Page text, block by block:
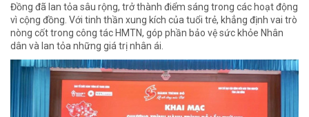
Đồng đã lan tỏa sâu rộng, trở thành điểm sáng trong các hoạt động
vì cộng đồng. Với tinh thần xung kích của tuổi trẻ, khẳng định vai trò
nòng cốt trong công tác HMTN, góp phần bảo vệ sức khỏe Nhân
dân và lan tỏa những giá trị nhân ái.